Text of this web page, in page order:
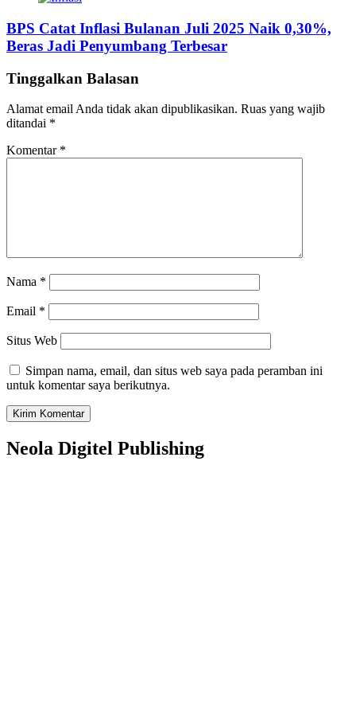
BPS Catat Inflasi Bulanan Juli 2025 Naik 0,30%,
Beras Jadi Penyumbang Terbesar
Tinggalkan Balasan
Alamat email Anda tidak akan dipublikasikan. Ruas yang wajib
ditandai *
Komentar *
Nama *
Email *
Situs Web
Simpan nama, email, dan situs web saya pada peramban ini
untuk komentar saya berikutnya.
Neola Digitel Publishing